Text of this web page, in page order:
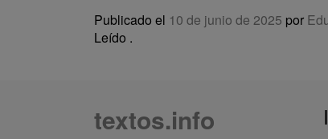
Publicado el 10 de junio de 2025 por
Leído .
textos.info